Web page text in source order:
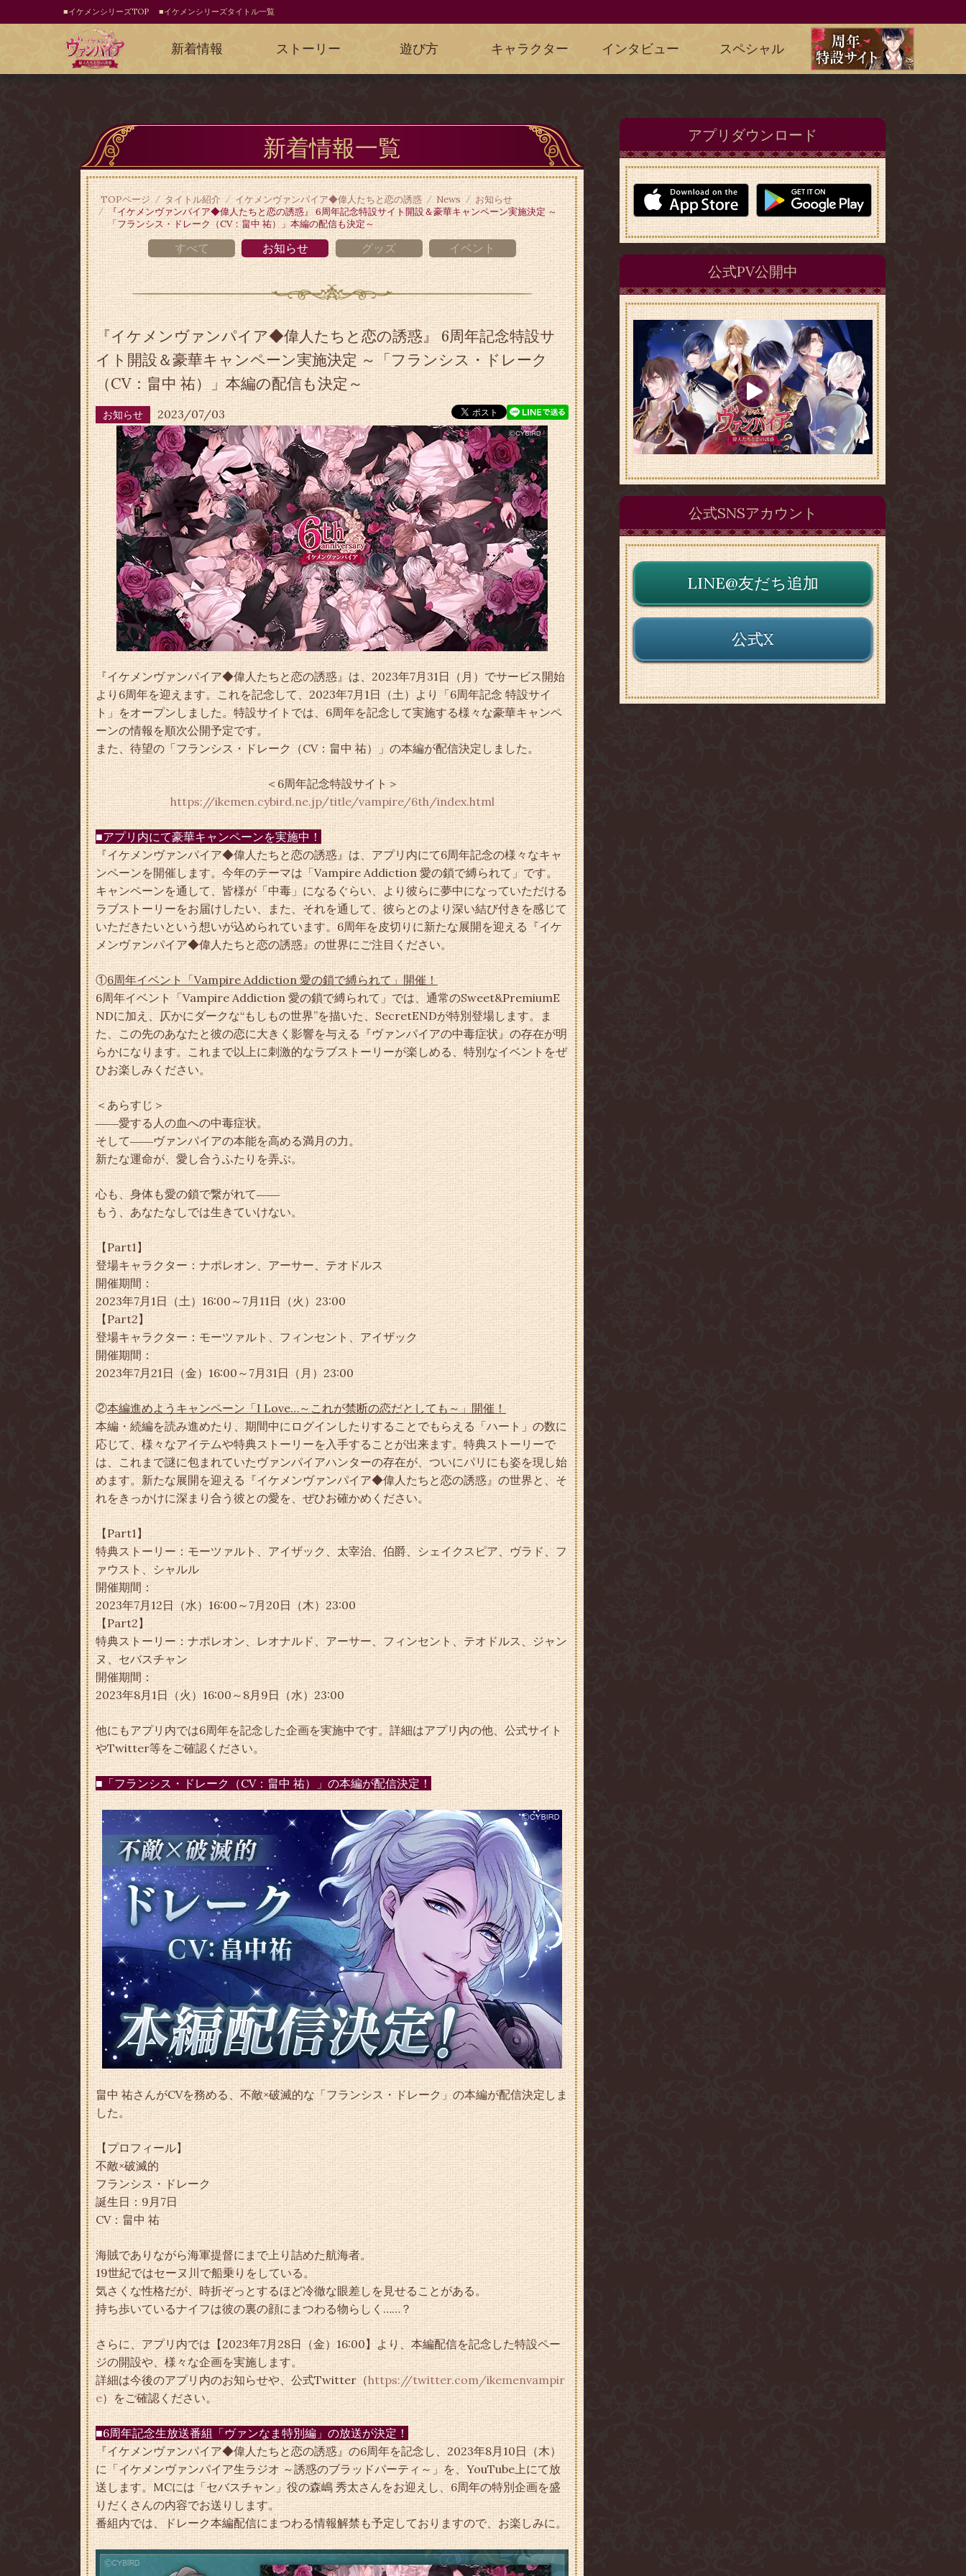
■イケメンシリーズTOP ■イケメンシリーズタイトル一覧
新着情報 ストーリー 遊び方 キャラクター インタビュー スペシャル
新着情報一覧
TOPページ タイトル紹介 イケメンヴァンパイア◆偉人たちと恋の誘惑 News
お知らせ
『イケメンヴァンパイア◆偉人たちと恋の誘惑』 6周年記念特設サイト開設＆豪華キャンペーン実施決定 ～
「フランシス・ドレーク（CV：畠中 祐）」本編の配信も決定～
すべて お知らせ グッズ イベント
『イケメンヴァンパイア◆偉人たちと恋の誘惑』 6周年記念特設サ
イト開設＆豪華キャンペーン実施決定 ～「フランシス・ドレーク
（CV：畠中 祐）」本編の配信も決定～
お知らせ 2023/07/03
『イケメンヴァンパイア◆偉人たちと恋の誘惑』は、2023年7月31日（月）でサービス開始
より6周年を迎えます。これを記念して、2023年7月1日（土）より「6周年記念 特設サイ
ト」をオープンしました。特設サイトでは、6周年を記念して実施する様々な豪華キャンペ
ーンの情報を順次公開予定です。
また、待望の「フランシス・ドレーク（CV：畠中 祐）」の本編が配信決定しました。
＜6周年記念特設サイト＞
https://ikemen.cybird.ne.jp/title/vampire/6th/index.html
■アプリ内にて豪華キャンペーンを実施中！
『イケメンヴァンパイア◆偉人たちと恋の誘惑』は、アプリ内にて6周年記念の様々なキャ
ンペーンを開催します。今年のテーマは「Vampire Addiction 愛の鎖で縛られて」です。
キャンペーンを通して、皆様が「中毒」になるぐらい、より彼らに夢中になっていただける
ラブストーリーをお届けしたい、また、それを通して、彼らとのより深い結び付きを感じて
いただきたいという想いが込められています。6周年を皮切りに新たな展開を迎える『イケ
メンヴァンパイア◆偉人たちと恋の誘惑』の世界にご注目ください。
①6周年イベント「Vampire Addiction 愛の鎖で縛られて」開催！
6周年イベント「Vampire Addiction 愛の鎖で縛られて」では、通常のSweet&PremiumE
NDに加え、仄かにダークな“もしもの世界”を描いた、SecretENDが特別登場します。ま
た、この先のあなたと彼の恋に大きく影響を与える『ヴァンパイアの中毒症状』の存在が明
らかになります。これまで以上に刺激的なラブストーリーが楽しめる、特別なイベントをぜ
ひお楽しみください。
＜あらすじ＞
――愛する人の血への中毒症状。
そして――ヴァンパイアの本能を高める満月の力。
新たな運命が、愛し合うふたりを弄ぶ。
心も、身体も愛の鎖で繋がれて――
もう、あなたなしでは生きていけない。
【Part1】
登場キャラクター：ナポレオン、アーサー、テオドルス
開催期間：
2023年7月1日（土）16:00～7月11日（火）23:00
【Part2】
登場キャラクター：モーツァルト、フィンセント、アイザック
開催期間：
2023年7月21日（金）16:00～7月31日（月）23:00
②本編進めようキャンペーン「I Love…～これが禁断の恋だとしても～」開催！
本編・続編を読み進めたり、期間中にログインしたりすることでもらえる「ハート」の数に
応じて、様々なアイテムや特典ストーリーを入手することが出来ます。特典ストーリーで
は、これまで謎に包まれていたヴァンパイアハンターの存在が、ついにパリにも姿を現し始
めます。新たな展開を迎える『イケメンヴァンパイア◆偉人たちと恋の誘惑』の世界と、そ
れをきっかけに深まり合う彼との愛を、ぜひお確かめください。
【Part1】
特典ストーリー：モーツァルト、アイザック、太宰治、伯爵、シェイクスピア、ヴラド、フ
ァウスト、シャルル
開催期間：
2023年7月12日（水）16:00～7月20日（木）23:00
【Part2】
特典ストーリー：ナポレオン、レオナルド、アーサー、フィンセント、テオドルス、ジャン
ヌ、セバスチャン
開催期間：
2023年8月1日（火）16:00～8月9日（水）23:00
他にもアプリ内では6周年を記念した企画を実施中です。詳細はアプリ内の他、公式サイト
やTwitter等をご確認ください。
■「フランシス・ドレーク（CV：畠中 祐）」の本編が配信決定！
畠中 祐さんがCVを務める、不敵×破滅的な「フランシス・ドレーク」の本編が配信決定しま
した。
【プロフィール】
不敵×破滅的
フランシス・ドレーク
誕生日：9月7日
CV：畠中 祐
海賊でありながら海軍提督にまで上り詰めた航海者。
19世紀ではセーヌ川で船乗りをしている。
気さくな性格だが、時折ぞっとするほど冷徹な眼差しを見せることがある。
持ち歩いているナイフは彼の裏の顔にまつわる物らしく……？
さらに、アプリ内では【2023年7月28日（金）16:00】より、本編配信を記念した特設ペー
ジの開設や、様々な企画を実施します。
詳細は今後のアプリ内のお知らせや、公式Twitter（https://twitter.com/ikemenvampir
e）をご確認ください。
■6周年記念生放送番組「ヴァンなま特別編」の放送が決定！
『イケメンヴァンパイア◆偉人たちと恋の誘惑』の6周年を記念し、2023年8月10日（木）
に「イケメンヴァンパイア生ラジオ ～誘惑のブラッドパーティ～」を、YouTube上にて放
送します。MCには「セバスチャン」役の森嶋 秀太さんをお迎えし、6周年の特別企画を盛
りだくさんの内容でお送りします。
番組内では、ドレーク本編配信にまつわる情報解禁も予定しておりますので、お楽しみに。
アプリダウンロード
公式PV公開中
公式SNSアカウント
LINE@友だち追加
公式X